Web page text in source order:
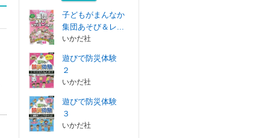
子どもがまんなか
集団あそび＆レ...
いかだ社
遊びで防災体験
２
いかだ社
遊びで防災体験
３
いかだ社